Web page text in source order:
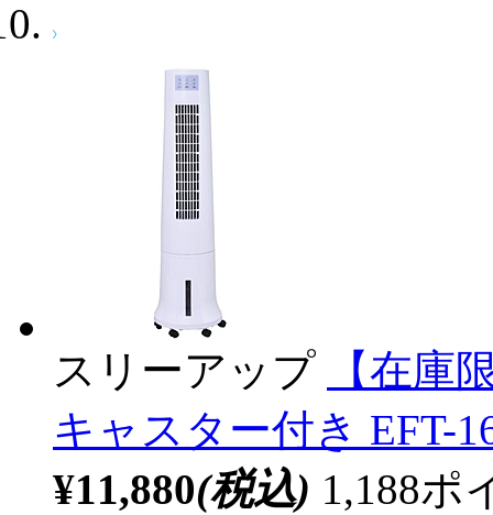
スリーアップ
【在
キャスター付き EFT-
¥11,880(税込) 1,188ポ